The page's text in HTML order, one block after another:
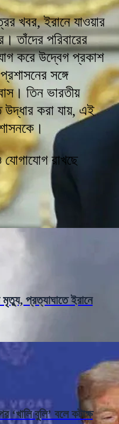
খবর, ইরানে যাওয়ার
তাঁদের পরিবারের
করে উদ্বেগ প্রকাশ
সঙ্গে
তিন ভারতীয়
করা যায়, এই
যোগাযোগ রাখছে
মৃত্যু, প্রত্যাঘাতে ইরানে
‘খালি বুলি’ বলে কটাক্ষ